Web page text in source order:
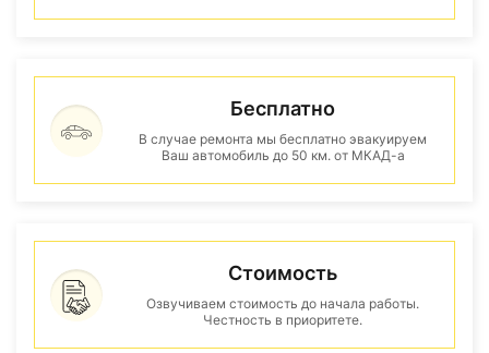
Бесплатно
В случае ремонта мы бесплатно эвакуируем
Ваш автомобиль до 50 км. от МКАД-а
Стоимость
Озвучиваем стоимость до начала работы.
Честность в приоритете.